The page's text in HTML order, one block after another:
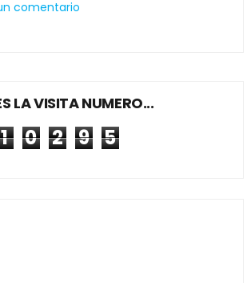
comentario
LA VISITA NUMERO...
1 0 2 9 5